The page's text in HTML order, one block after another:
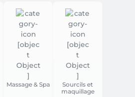
Massage & Spa
Sourcils et
maquillage